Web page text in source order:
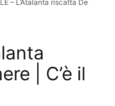
– L’Atalanta riscatta De
| C’è il